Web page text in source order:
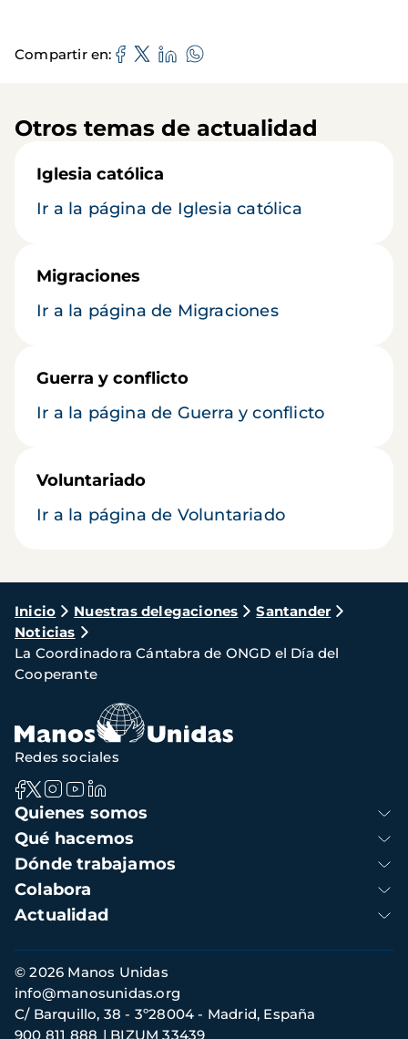
Compartir en
Otros temas de actualidad
Iglesia católica
Ir a la página de Iglesia católica
Migraciones
Ir a la página de Migraciones
Guerra y conflicto
Ir a la página de Guerra y conflicto
Voluntariado
Ir a la página de Voluntariado
Ruta
de
navegación
Inicio Nuestras delegaciones
Santander
Noticias
La Coordinadora Cántabra de ONGD el Día del
Cooperante
Navegación
principal
Quienes somos
Qué hacemos
Dónde trabajamos
Colabora
Actualidad
Redes sociales
Información
de
contacto
© 2026 Manos Unidas
C/ Barquillo, 38 - 3º28004 - Madrid, España
900 811 888
BIZUM 33439
info@manosunidas.org